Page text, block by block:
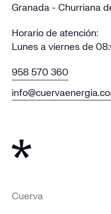
Granada - Churriana
Horario de atención:
Lunes a viernes de
958 570 360
Cuerva